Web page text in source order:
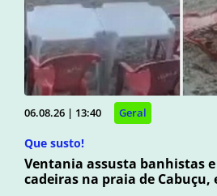
06.08.26 | 13:40 Geral
Que susto!
Ventania assusta banhistas
cadeiras na praia de Cabuçu,